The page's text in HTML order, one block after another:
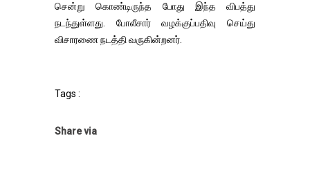
சென்று கொண்டிருந்த போது இந்த விபத்து
நடந்துள்ளது. போலீசார் வழக்குப்பதிவு செய்து
விசாரணை நடத்தி வருகின்றனர்.
Tags :
Share via